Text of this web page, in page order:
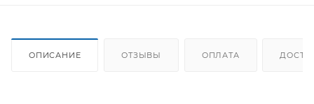
ОПИСАНИЕ ОТЗЫВЫ ОПЛАТА